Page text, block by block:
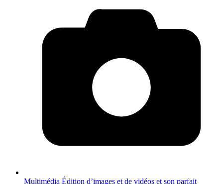
Multimédia Édition d’images et de vidéos et son parfait